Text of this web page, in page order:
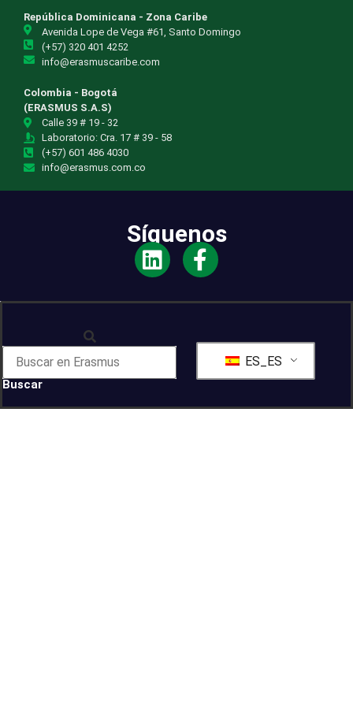
República Dominicana - Zona Caribe
Avenida Lope de Vega #61, Santo Domingo
(+57) 320 401 4252
info@erasmuscaribe.com
Colombia - Bogotá
(ERASMUS S.A.S)
Calle 39 # 19 - 32
Laboratorio: Cra. 17 # 39 - 58
(+57) 601 486 4030
info@erasmus.com.co
Síguenos
Buscar
ES_ES